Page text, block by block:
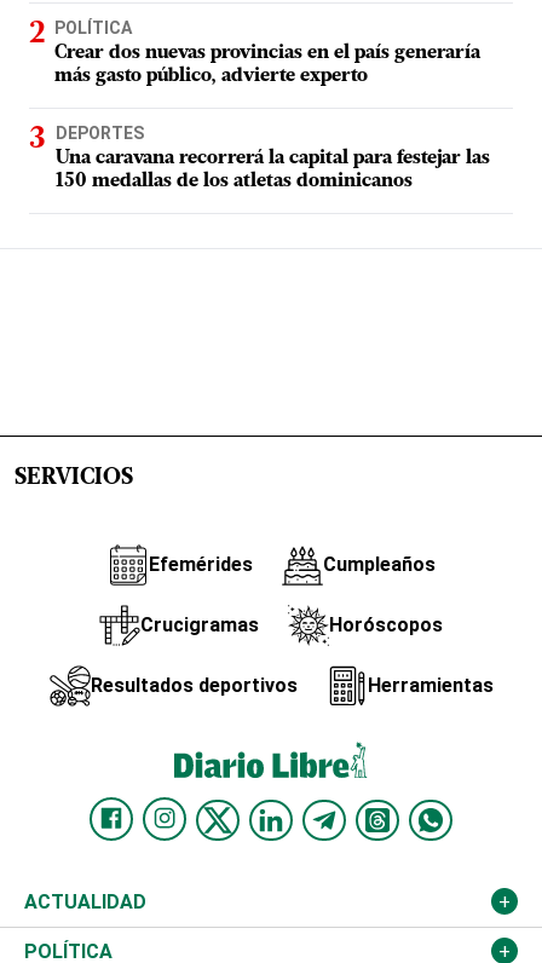
POLÍTICA
Crear dos nuevas provincias en el país generaría
más gasto público, advierte experto
DEPORTES
Una caravana recorrerá la capital para festejar las
150 medallas de los atletas dominicanos
SERVICIOS
Efemérides Cumpleaños
Crucigramas Horóscopos
Resultados deportivos Herramientas
ACTUALIDAD
Nacional
POLÍTICA